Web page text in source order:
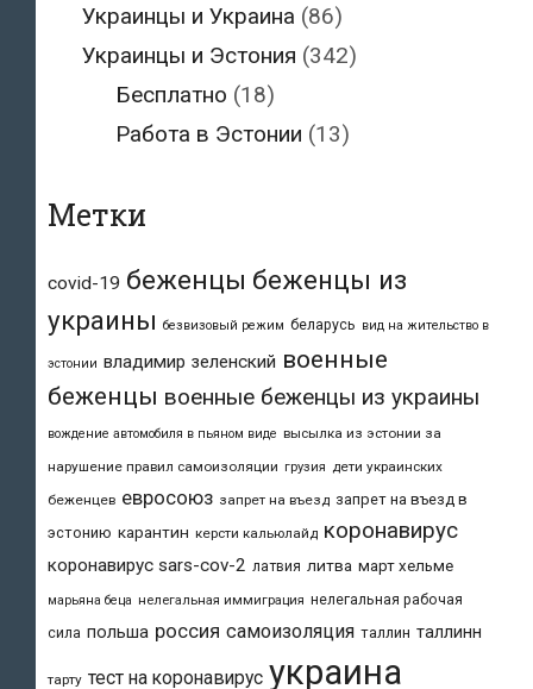
Украинцы и Украина (86)
Украинцы и Эстония (342)
Бесплатно (18)
Работа в Эстонии (13)
Метки
covid-19 беженцы беженцы из
украины безвизовый режим беларусь вид на жительство в
эстонии владимир зеленский военные
беженцы военные беженцы из украины
вождение автомобиля в пьяном виде высылка из эстонии за
нарушение правил самоизоляции грузия дети украинских
беженцев евросоюз запрет на въезд запрет на въезд в
эстонию карантин керсти кальюлайд коронавирус
коронавирус sars-cov-2 латвия литва март хельме
марьяна беца нелегальная иммиграция нелегальная рабочая
сила польша россия самоизоляция таллин таллинн
тарту тест на коронавирус украина